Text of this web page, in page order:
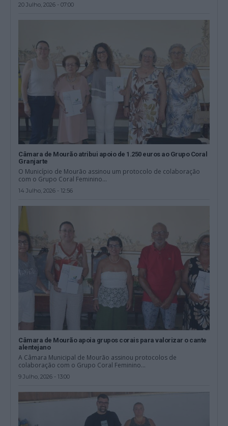
20 Julho, 2026 - 07:00
Câmara de Mourão atribui apoio de 1.250 euros ao Grupo Coral
Granjarte
O Município de Mourão assinou um protocolo de colaboração
com o Grupo Coral Feminino...
14 Julho, 2026 - 12:56
Câmara de Mourão apoia grupos corais para valorizar o cante
alentejano
A Câmara Municipal de Mourão assinou protocolos de
colaboração com o Grupo Coral Feminino...
9 Julho, 2026 - 13:00